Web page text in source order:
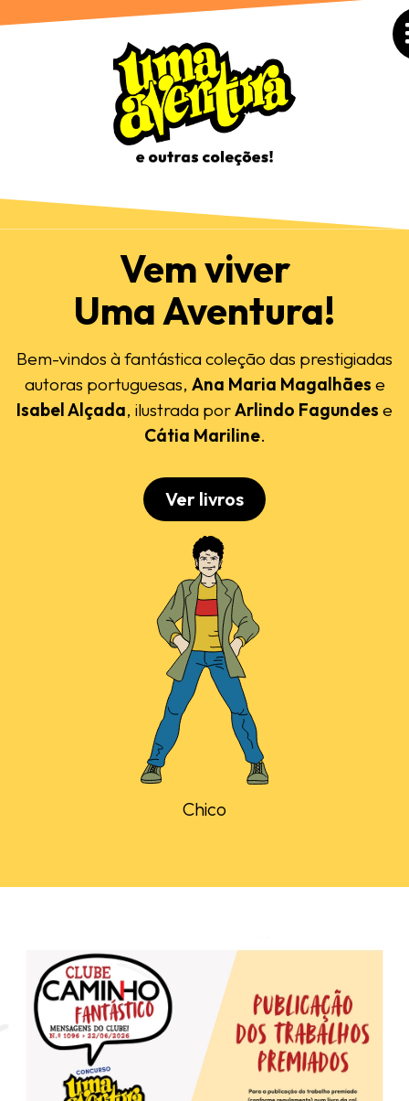
Vem viver
Uma Aventura!
Bem-vindos à fantástica coleção das prestigiadas
autoras portuguesas, Ana Maria Magalhães e
Isabel Alçada, ilustrada porArlindo Fagundes e
Cátia Mariline.
Ver livros
Chico